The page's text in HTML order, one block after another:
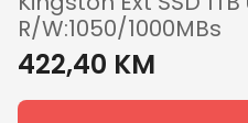
R/W:1050/1000MBs
422,40 KM